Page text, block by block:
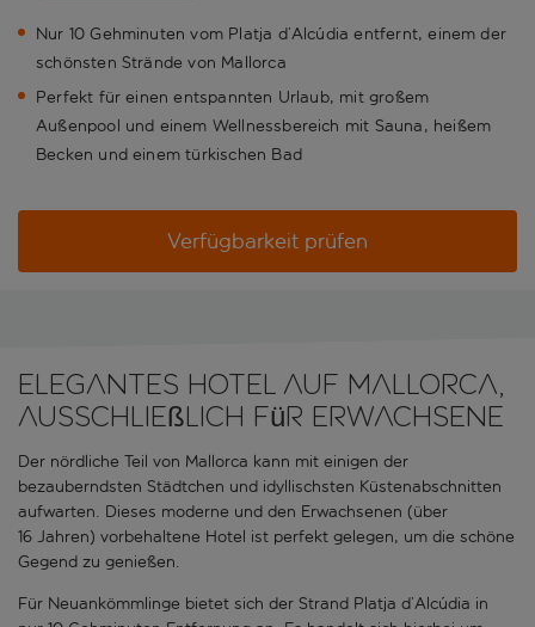
Nur 10 Gehminuten vom Platja d’Alcúdia entfernt, einem der
schönsten Strände von Mallorca
Perfekt für einen entspannten Urlaub, mit großem
Außenpool und einem Wellnessbereich mit Sauna, heißem
Becken und einem türkischen Bad
Verfügbarkeit prüfen
Elegantes Hotel auf Mallorca,
ausschließlich für Erwachsene
Der nördliche Teil von Mallorca kann mit einigen der
bezauberndsten Städtchen und idyllischsten Küstenabschnitten
aufwarten. Dieses moderne und den Erwachsenen (über
16 Jahren) vorbehaltene Hotel ist perfekt gelegen, um die schöne
Gegend zu genießen.
Für Neuankömmlinge bietet sich der Strand Platja d’Alcúdia in